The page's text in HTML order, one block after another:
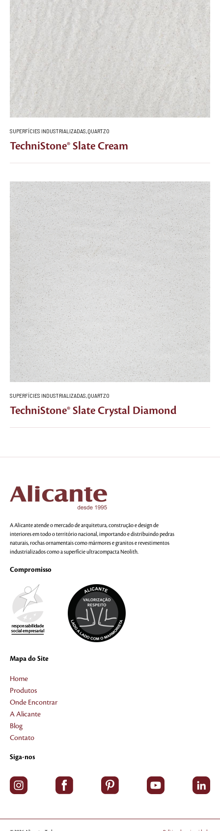
SUPERFÍCIES INDUSTRIALIZADAS QUARTZO
TechniStone® Slate Cream
SUPERFÍCIES INDUSTRIALIZADAS QUARTZO
TechniStone® Slate Crystal Diamond
A Alicante atende o mercado de arquitetura, construção e design de
interiores em todo o território nacional, importando e distribuindo pedras
naturais, rochas ornamentais como mármores e granitos e revestimentos
industrializados como a superfície ultracompacta Neolith.
Compromisso
Mapa do Site
Home
Produtos
Onde Encontrar
A Alicante
Blog
Contato
Siga-nos